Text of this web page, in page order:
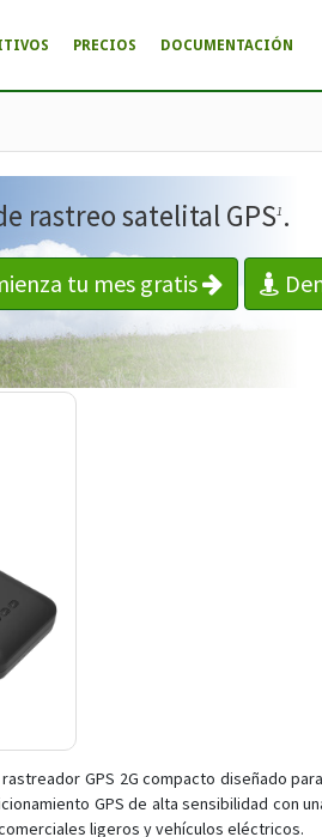
PRECIOS DOCUMENTACIÓN
rastreo satelital GPS1 .
tu mes gratis
GPS 2G compacto diseñado
GPS de alta sensibilidad
ligeros y vehículos eléctricos.